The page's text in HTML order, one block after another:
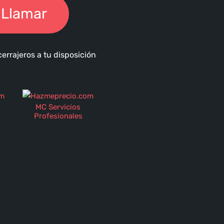
Llamar
a tu disposición
MC Servicios
Profesionales